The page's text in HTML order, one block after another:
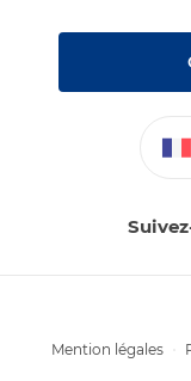
Les Bâtisseurs du
Rencontres
Mention légales